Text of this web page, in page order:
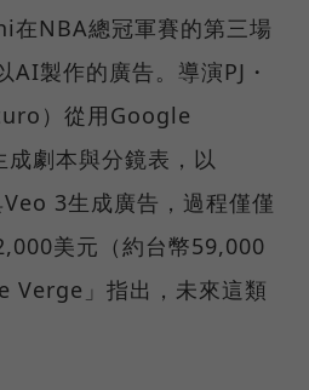
在NBA總冠軍賽的第三場
AI製作的廣告。導演PJ・
）從用Google
劇本與分鏡表，以
3生成廣告，過程僅僅
美元（約台幣59,000
Verge」指出，未來這類